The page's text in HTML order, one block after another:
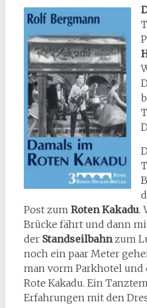
Post zum Roten Kakadu.
Brücke fährt und dann
der Standseilbahnzum
noch ein paar Meter
man vorm Parkhotel und
Rote Kakadu. Ein
Erfahrungen mit den